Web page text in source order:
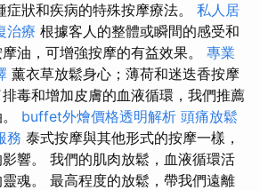
症狀和疾病的特殊按摩療法。 私人居
治療 根據客人的整體或瞬間的感受和
油，可增強按摩的有益效果。 專業
薰衣草放鬆身心；薄荷和迷迭香按摩
毒和增加皮膚的血液循環，我們推薦
buffet外燴價格透明解析 頭痛放鬆
務 泰式按摩與其他形式的按摩一樣，
響。 我們的肌肉放鬆，血液循環活
魂。 最高程度的放鬆，帶我們遠離